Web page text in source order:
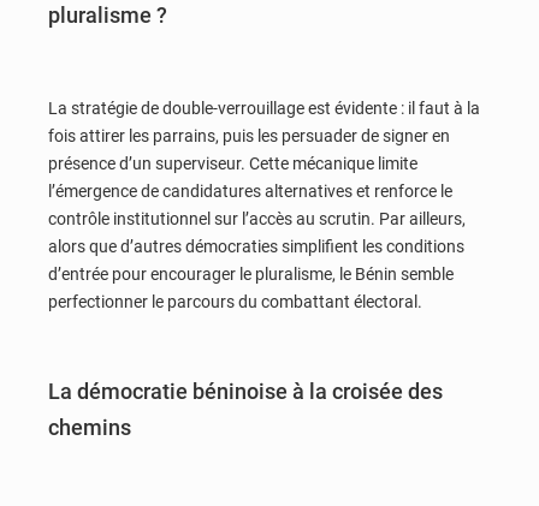
pluralisme ?
La stratégie de double-verrouillage est évidente : il faut à la
fois attirer les parrains, puis les persuader de signer en
présence d’un superviseur. Cette mécanique limite
l’émergence de candidatures alternatives et renforce le
contrôle institutionnel sur l’accès au scrutin. Par ailleurs,
alors que d’autres démocraties simplifient les conditions
d’entrée pour encourager le pluralisme, le Bénin semble
perfectionner le parcours du combattant électoral.
La démocratie béninoise à la croisée des
chemins